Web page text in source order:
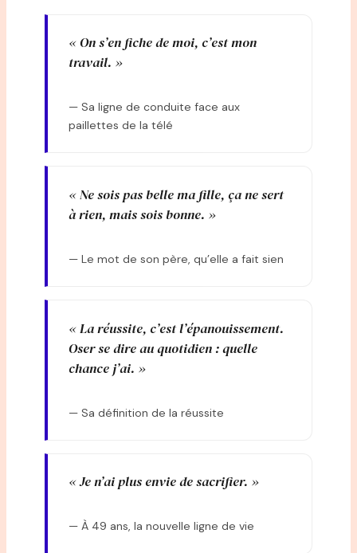
« On s’en fiche de moi, c’est mon
travail. »
— Sa ligne de conduite face aux
paillettes de la télé
« Ne sois pas belle ma fille, ça ne sert
à rien, mais sois bonne. »
— Le mot de son père, qu’elle a fait sien
« La réussite, c’est l’épanouissement.
Oser se dire au quotidien : quelle
chance j’ai. »
— Sa définition de la réussite
« Je n’ai plus envie de sacrifier. »
— À 49 ans, la nouvelle ligne de vie